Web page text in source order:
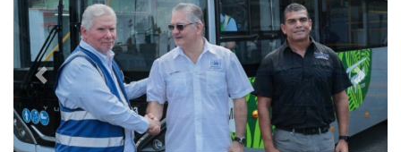
Previous Next